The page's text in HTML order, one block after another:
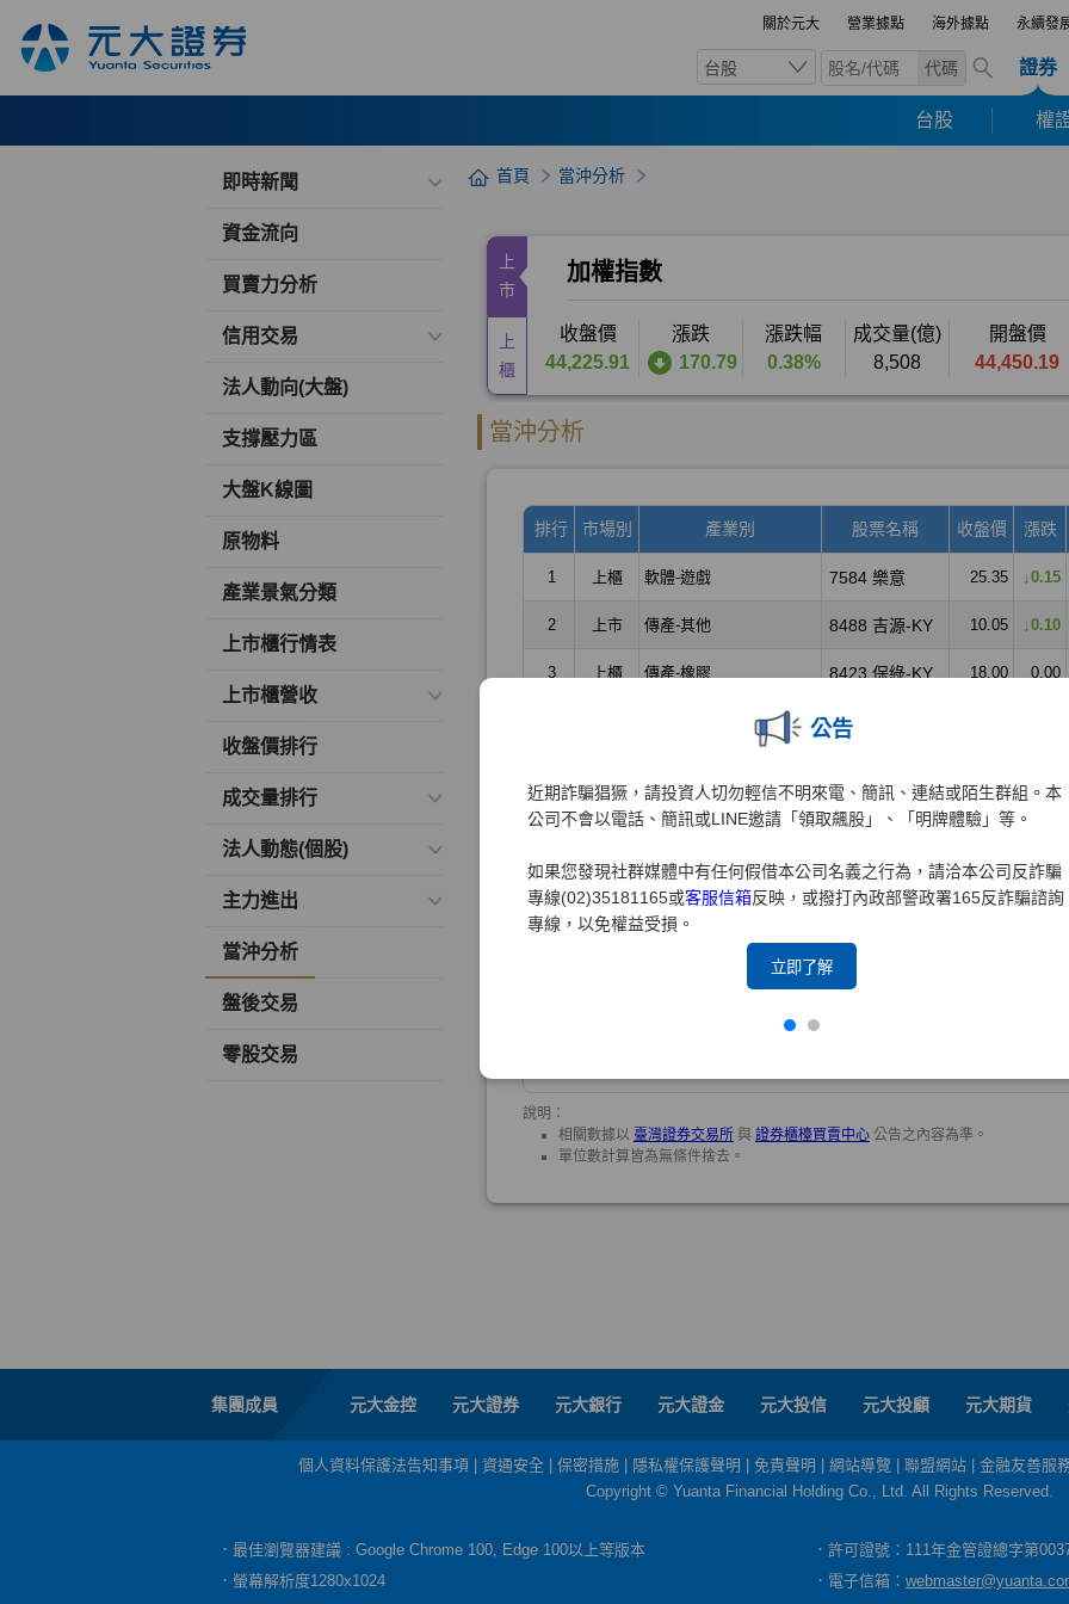
關於元大 營業據點 海外據點 永續發
台股 代碼 證券
台股 權
公告
近期詐騙猖獗，請投資人切勿輕信不明來電、簡訊、連結或陌生群組。本
公司不會以電話、簡訊或LINE邀請「領取飆股」、「明牌體驗」等。
如果您發現社群媒體中有任何假借本公司名義之行為，請洽本公司反詐騙
專線(02)35181165或客服信箱反映，或撥打內政部警政署165反詐騙諮詢
專線，以免權益受損。
立即了解
即時新聞
資金流向
買賣力分析
信用交易
法人動向(大盤)
支撐壓力區
大盤K線圖
原物料
產業景氣分類
上市櫃行情表
上市櫃營收
收盤價排行
成交量排行
法人動態(個股)
主力進出
當沖分析
盤後交易
零股交易
首頁 當沖分析
集團成員 元大金控 元大證券 元大銀行 元大證金 元大投信 元大投顧 元大期貨
個人資料保護法告知事項 資通安全 保密措施 隱私權保護聲明 免責聲明 網站導覽 聯盟網站
金融友善服
Copyright © Yuanta Financial Holding Co., Ltd. All Rights Reserved.
．最佳瀏覽器建議 : Google Chrome 100, Edge 100以上等版本
．許可證號：111年金管證總字第
．螢幕解析度1280x1024
．電子信箱：